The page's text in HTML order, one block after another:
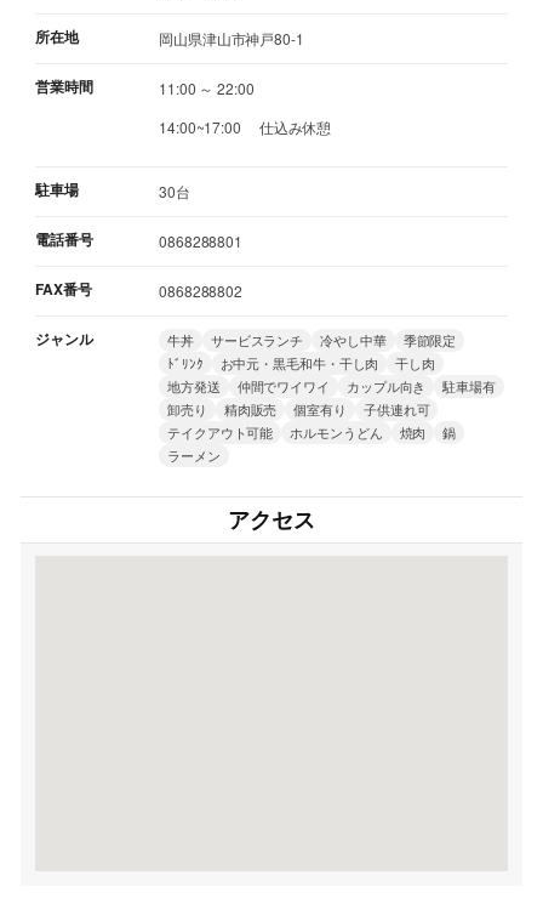
所在地 岡山県津山市神戸80-1
営業時間
11:00 ～ 22:00
14:00~17:00 仕込み休憩
駐車場 30台
電話番号 0868288801
FAX番号 0868288802
ジャンル 牛丼 サービスランチ 冷やし中華
季節限定
ﾄﾞﾘﾝｸ
お中元・黒毛和牛・干し肉
干し肉
地方発送
仲間でワイワイ カップル向き
駐車場有
卸売り
精肉販売 個室有り
子供連れ可
テイクアウト可能
ホルモンうどん 焼肉
鍋
ラーメン
アクセス